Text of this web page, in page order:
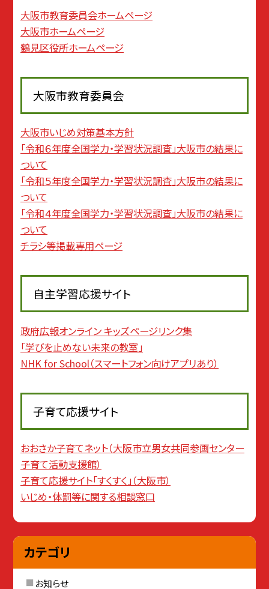
大阪市教育委員会ホームページ
大阪市ホームページ
鶴見区役所ホームページ
大阪市教育委員会
大阪市いじめ対策基本方針
「令和６年度全国学力・学習状況調査」大阪市の結果に
ついて
「令和５年度全国学力・学習状況調査」大阪市の結果に
ついて
「令和４年度全国学力・学習状況調査」大阪市の結果に
ついて
チラシ等掲載専用ページ
自主学習応援サイト
政府広報オンライン キッズページリンク集
「学びを止めない未来の教室」
NHK for School（スマートフォン向けアプリあり）
子育て応援サイト
おおさか子育てネット（大阪市立男女共同参画センター
子育て活動支援館）
子育て応援サイト「すくすく」（大阪市）
いじめ・体罰等に関する相談窓口
カテゴリ
お知らせ